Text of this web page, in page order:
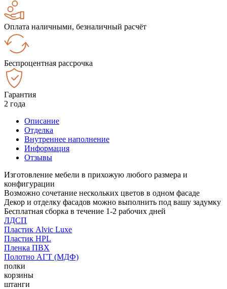
Оплата наличными, безналичный расчёт
Беспроцентная рассрочка
Гарантия
2 года
Описание
Отделка
Внутреннее наполнение
Информация
Отзывы
Изготовление мебели в прихожую любого размера и
конфигурации
Возможно сочетание нескольких цветов в одном фасаде
Декор и отделку фасадов можно выполнить под вашу задумку
Бесплатная сборка в течение 1-2 рабочих дней
ЛДСП
Пластик Alvic Luxe
Пластик HPL
Пленка ПВХ
Полотно АГТ (МДФ)
полки
корзины
штанги